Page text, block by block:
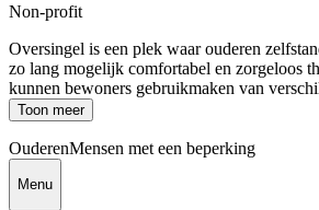
Non-profit
Oversingel is een plek waar ouderen
zo lang mogelijk comfortabel en zorgeloos
kunnen bewoners gebruikmaken van
Toon meer
OuderenMensen met een beperking
Menu